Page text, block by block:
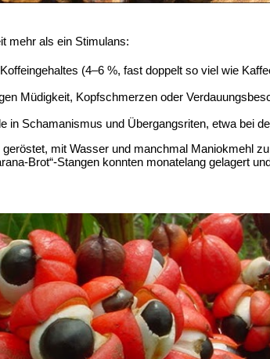
mehr als ein Stimulans:
(4–6 %, fast doppelt so viel wie
Müdigkeit, Kopfschmerzen oder
in Schamanismus und Übergangsriten, etwa bei
mit Wasser und manchmal Maniokmehl
Brot“-Stangen konnten monatelang gelagert